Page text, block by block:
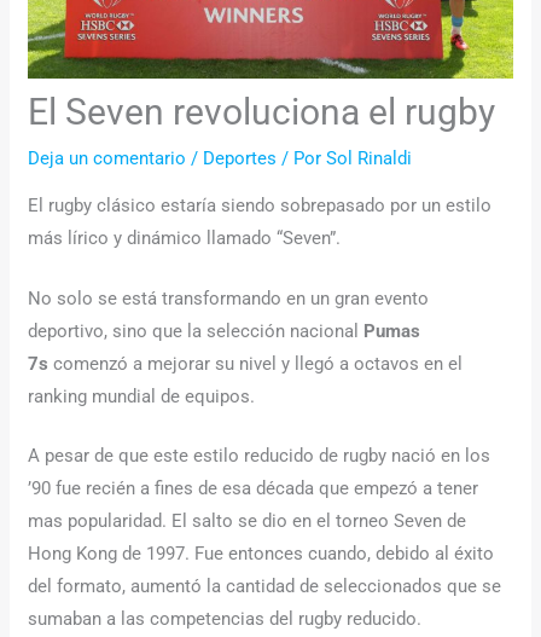
El Seven revoluciona el rugby
Deja un comentario / Deportes / PorSol Rinaldi
El rugby clásico estaría siendo sobrepasado por un estilo
más lírico y dinámico llamado “Seven”.
No solo se está transformando en un gran evento
deportivo, sino que la selección nacional Pumas
7s comenzó a mejorar su nivel y llegó a octavos en el
ranking mundial de equipos.
A pesar de que este estilo reducido de rugby nació en los
’90 fue recién a fines de esa década que empezó a tener
mas popularidad. El salto se dio en el torneo Seven de
Hong Kong de 1997. Fue entonces cuando, debido al éxito
del formato, aumentó la cantidad de seleccionados que se
sumaban a las competencias del rugby reducido.